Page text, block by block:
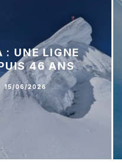
: UNE LIGNE
46 ANS
15/06/2026